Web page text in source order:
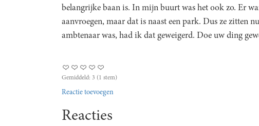
belangrijke baan is. In mijn buurt was het ook zo. Er
aanvroegen, maar dat is naast een park. Dus ze zitten
ambtenaar was, had ik dat geweigerd. Doe uw ding
Gemiddeld: 3 (1 stem)
Reactie toevoegen
Reacties